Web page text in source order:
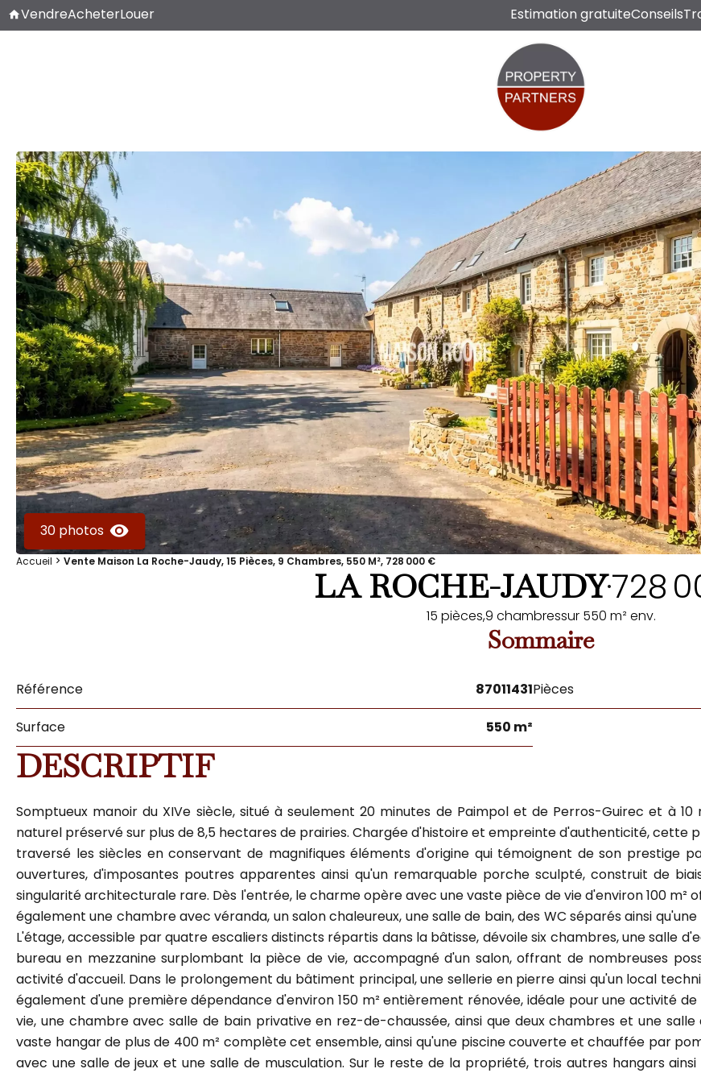
VendreAcheterLouer Estimation gratuiteConseils
30 photos
Accueil Vente Maison La Roche-Jaudy, 15 Pièces, 9 Chambres, 550 M², 728 000 €
LA ROCHE-JAUDY•728
15 pièces,9 chambressur 550 m² env.
Sommaire
Référence 87011431Pièces
Surface 550 m²
DESCRIPTIF
Somptueux manoir du XIVe siècle, situé à seulement 20 minutes de Paimpol et de Perros-Guirec et à
naturel préservé sur plus de 8,5 hectares de prairies. Chargée d'histoire et empreinte d'authenticité,
traversé les siècles en conservant de magnifiques éléments d'origine qui témoignent de son prestige
ouvertures, d'imposantes poutres apparentes ainsi qu'un remarquable porche sculpté, construit de
singularité architecturale rare. Dès l'entrée, le charme opère avec une vaste pièce de vie d'environ 100
également une chambre avec véranda, un salon chaleureux, une salle de bain, des WC séparés ainsi
L'étage, accessible par quatre escaliers distincts répartis dans la bâtisse, dévoile six chambres, une salle
bureau en mezzanine surplombant la pièce de vie, accompagné d'un salon, offrant de nombreuses
activité d'accueil. Dans le prolongement du bâtiment principal, une sellerie en pierre ainsi qu'un local
également d'une première dépendance d'environ 150 m² entièrement rénovée, idéale pour une activité
vie, une chambre avec salle de bain privative en rez-de-chaussée, ainsi que deux chambres et une
vaste hangar de plus de 400 m² complète cet ensemble, ainsi qu'une piscine couverte et chauffée par
avec une salle de jeux et une salle de musculation. Sur le reste de la propriété, trois autres hangars